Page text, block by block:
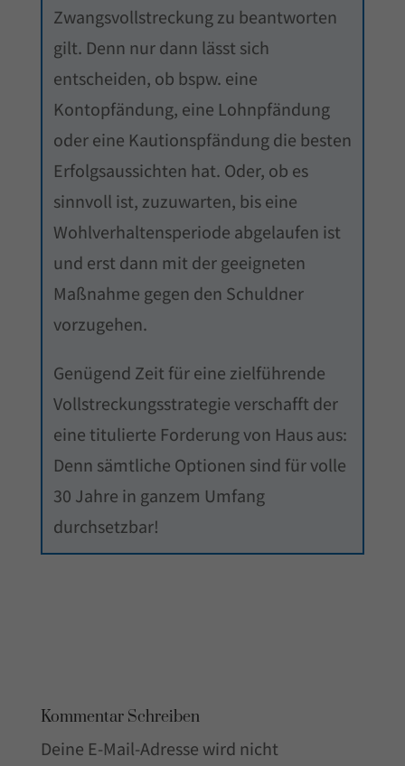
Zwangsvollstreckung zu beantworten
gilt. Denn nur dann lässt sich
entscheiden, ob bspw. eine
Kontopfändung, eine Lohnpfändung
oder eine Kautionspfändung die besten
Erfolgsaussichten hat. Oder, ob es
sinnvoll ist, zuzuwarten, bis eine
Wohlverhaltensperiode abgelaufen ist
und erst dann mit der geeigneten
Maßnahme gegen den Schuldner
vorzugehen.
Genügend Zeit für eine zielführende
Vollstreckungsstrategie verschafft der
eine titulierte Forderung von Haus aus:
Denn sämtliche Optionen sind für volle
30 Jahre in ganzem Umfang
durchsetzbar!
Kommentar Schreiben
Deine E-Mail-Adresse wird nicht